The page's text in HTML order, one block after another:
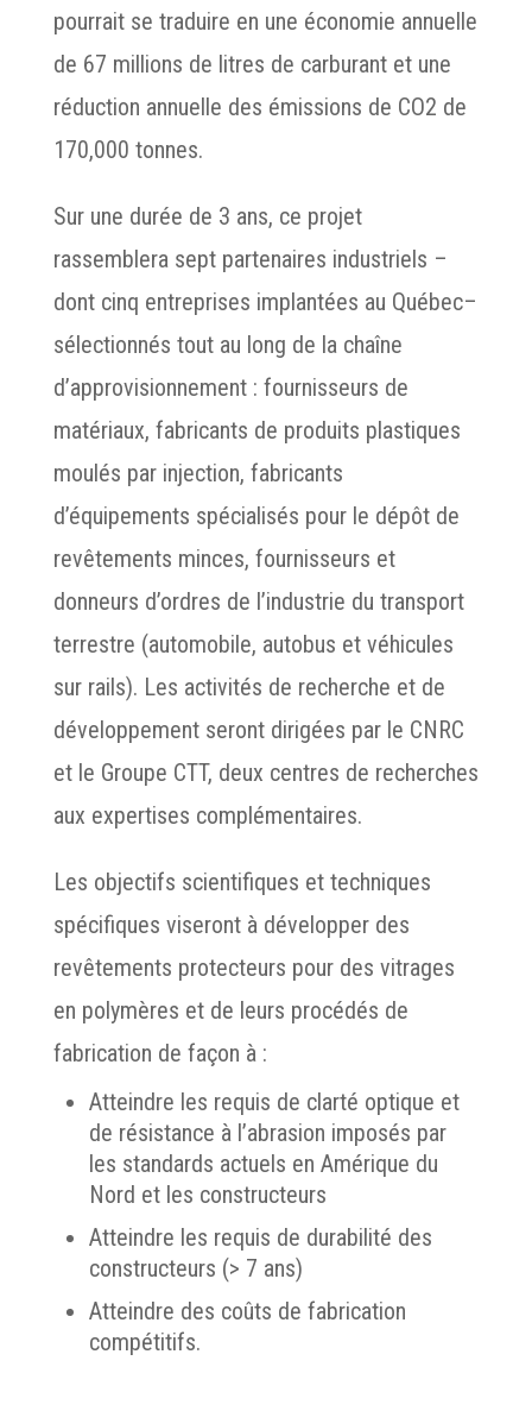
pourrait se traduire en une économie annuelle
de 67 millions de litres de carburant et une
réduction annuelle des émissions de CO2 de
170,000 tonnes.
Sur une durée de 3 ans, ce projet
rassemblera sept partenaires industriels –
dont cinq entreprises implantées au Québec–
sélectionnés tout au long de la chaîne
d’approvisionnement : fournisseurs de
matériaux, fabricants de produits plastiques
moulés par injection, fabricants
d’équipements spécialisés pour le dépôt de
revêtements minces, fournisseurs et
donneurs d’ordres de l’industrie du transport
terrestre (automobile, autobus et véhicules
sur rails). Les activités de recherche et de
développement seront dirigées par le CNRC
et le Groupe CTT, deux centres de recherches
aux expertises complémentaires.
Les objectifs scientifiques et techniques
spécifiques viseront à développer des
revêtements protecteurs pour des vitrages
en polymères et de leurs procédés de
fabrication de façon à :
Atteindre les requis de clarté optique et
de résistance à l’abrasion imposés par
les standards actuels en Amérique du
Nord et les constructeurs
Atteindre les requis de durabilité des
constructeurs (> 7 ans)
Atteindre des coûts de fabrication
compétitifs.